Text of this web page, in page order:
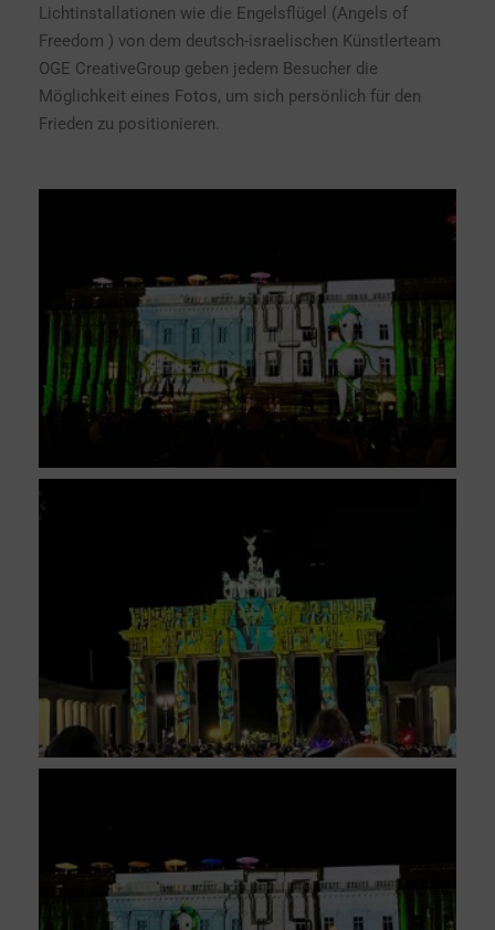
Lichtinstallationen wie die Engelsflügel (Angels of
Freedom ) von dem deutsch-israelischen Künstlerteam
OGE CreativeGroup geben jedem Besucher die
Möglichkeit eines Fotos, um sich persönlich für den
Frieden zu positionieren.